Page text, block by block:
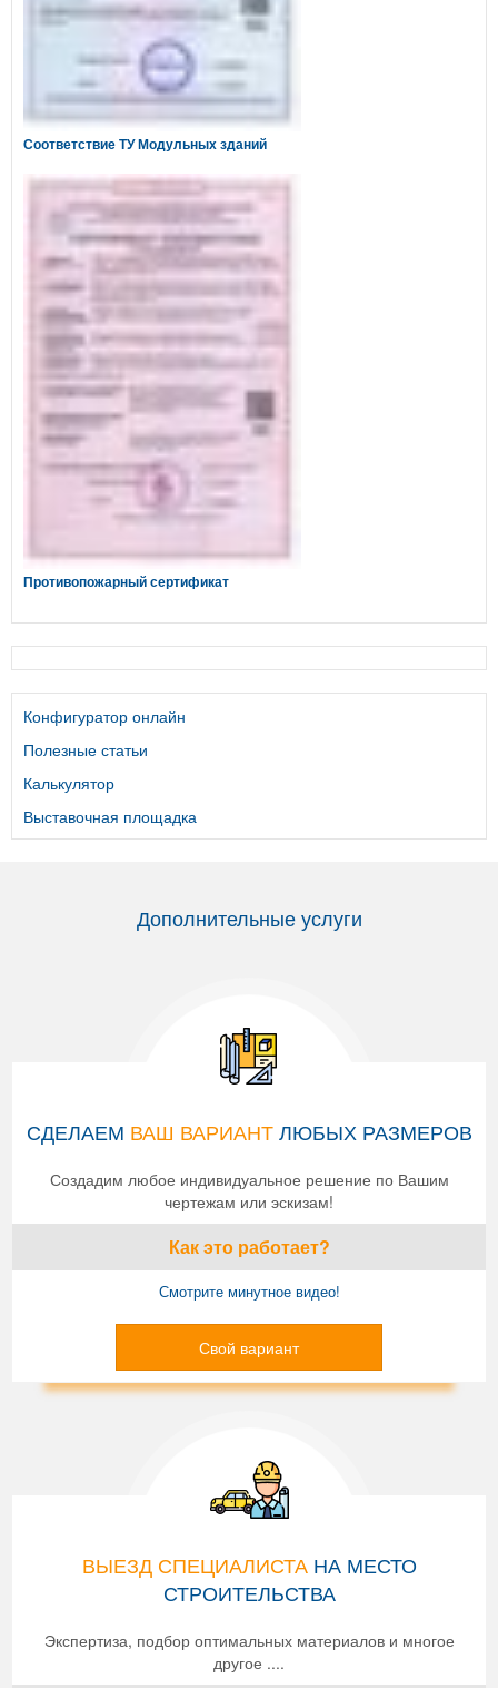
Соответствие ТУ Модульных зданий
Противопожарный сертификат
Конфигуратор онлайн
Полезные статьи
Калькулятор
Выставочная площадка
Дополнительные услуги
СДЕЛАЕМ ВАШ ВАРИАНТЛЮБЫХ РАЗМЕРОВ
Создадим любое индивидуальное решение по Вашим
чертежам или эскизам!
Как это работает?
Смотрите минутное видео!
Свой вариант
ВЫЕЗД СПЕЦИАЛИСТАНА МЕСТО
СТРОИТЕЛЬСТВА
Экспертиза, подбор оптимальных материалов и многое
другое ....